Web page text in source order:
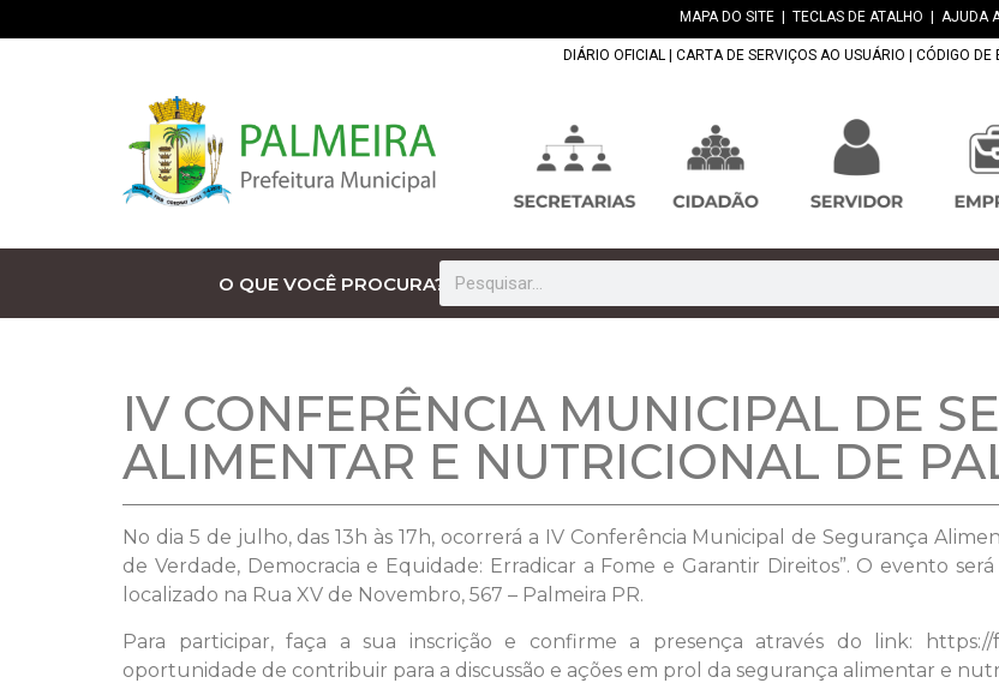
MAPA DO SITE TECLAS DE ATALHO AJUDA
DIÁRIO OFICIAL CARTA DE SERVIÇOS AO USUÁRIO CÓDIGO DE
O QUE VOCÊ PROCURA?
IV CONFERÊNCIA MUNICIPAL DE
ALIMENTAR E NUTRICIONAL DE
No dia 5 de julho, das 13h às 17h, ocorrerá a IV Conferência Municipal de Segurança
de Verdade, Democracia e Equidade: Erradicar a Fome e Garantir Direitos”. O evento
localizado na Rua XV de Novembro, 567 – Palmeira PR.
Para participar, faça a sua inscrição e confirme a presença através do link: https://
oportunidade de contribuir para a discussão e ações em prol da segurança alimentar e